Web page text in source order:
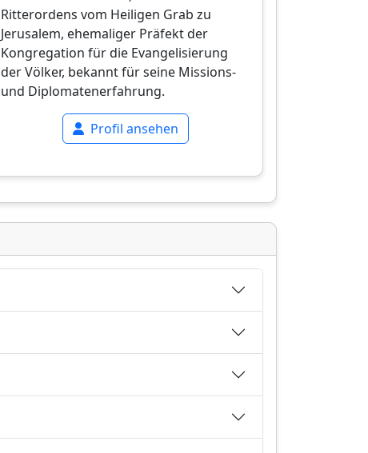
Ritterordens vom Heiligen Grab zu
Jerusalem, ehemaliger Präfekt der
Kongregation für die Evangelisierung
der Völker, bekannt für seine Missions-
und Diplomatenerfahrung.
Profil ansehen